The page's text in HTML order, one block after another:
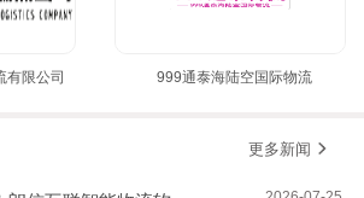
有限公司 999通泰海陆空国际物流
更多新闻